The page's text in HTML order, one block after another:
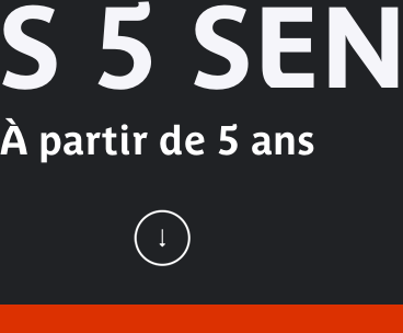
5
À partir de 5 ans